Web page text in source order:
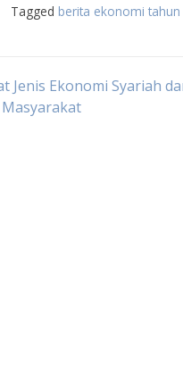
Tagged berita ekonomi tahun
Jenis Ekonomi Syariah